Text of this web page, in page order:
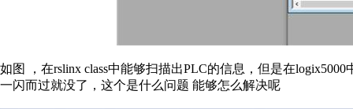
如图 ，在rslinx class中能够扫描出PLC的信息，但是在
一闪而过就没了，这个是什么问题 能够怎么解决呢